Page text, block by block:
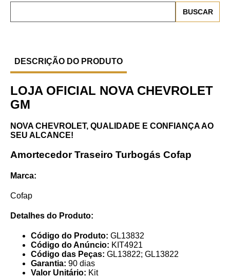
DESCRIÇÃO DO PRODUTO
LOJA OFICIAL NOVA CHEVROLET
GM
NOVA CHEVROLET, QUALIDADE E CONFIANÇA AO
SEU ALCANCE!
Amortecedor Traseiro Turbogás Cofap
Marca:
Cofap
Detalhes do Produto:
Código do Produto: GL13832
Código do Anúncio: KIT4921
Código das Peças: GL13822; GL13822
Garantia: 90 dias
Valor Unitário: Kit